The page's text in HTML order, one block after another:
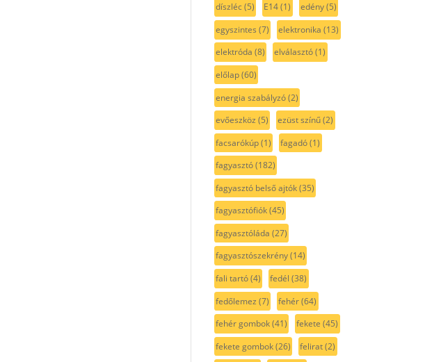
díszléc(5) E14(1) edény(5)
egyszintes (7) elektronika (13)
elektróda (8) elválasztó(1)
előlap(60)
energia szabályzó(2)
evőeszköz (5) ezüst színű(2)
facsarókúp(1) fagadó(1)
fagyasztó(182)
fagyasztó belső ajtók(35)
fagyasztófiók(45)
fagyasztóláda (27)
fagyasztószekrény(14)
fali tartó(4) fedél (38)
fedőlemez (7) fehér(64)
fehér gombok(41) fekete (45)
fekete gombok(26) felirat(2)